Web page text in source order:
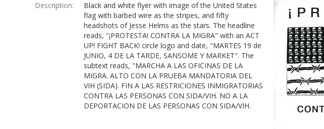
Description:
Black and white flyer with image of the United States
flag with barbed wire as the stripes, and fifty
headshots of Jesse Helms as the stars. The headline
reads, "¡PROTESTA! CONTRA LA MIGRA" with an ACT
UP! FIGHT BACK! circle logo and date, "MARTES 19 de
JUNIO, 4 DE LA TARDE, SANSOME Y MARKET". The
subtext reads, "MARCHA A LAS OFICINAS DE LA
MIGRA. ALTO CON LA PRUEBA MANDATORIA DEL
VIH (SIDA). FIN A LAS RESTRICIONES INMIGRATORIAS
CONTRA LAS PERSONAS CON SIDA/VIH. NO A LA
DEPORTACION DE LAS PERSONAS CON SIDA/VIH.